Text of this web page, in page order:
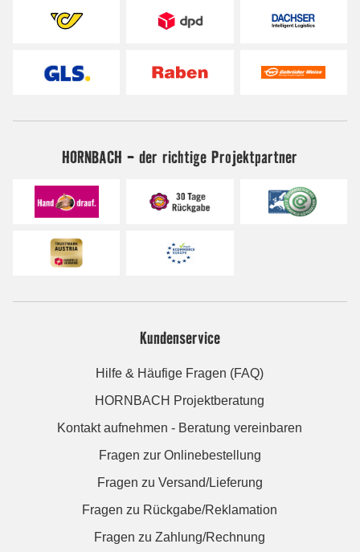
HORNBACH - der richtige Projektpartner
Kundenservice
Hilfe & Häufige Fragen (FAQ)
HORNBACH Projektberatung
Kontakt aufnehmen - Beratung vereinbaren
Fragen zur Onlinebestellung
Fragen zu Versand/Lieferung
Fragen zu Rückgabe/Reklamation
Fragen zu Zahlung/Rechnung